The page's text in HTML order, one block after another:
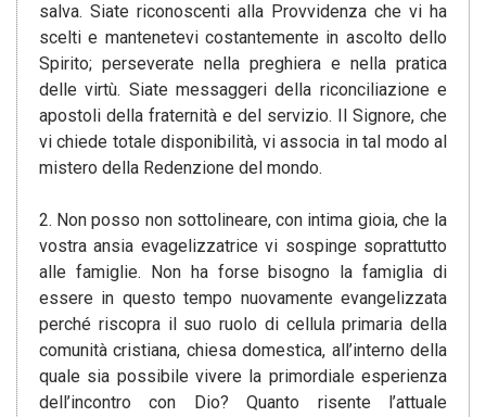
salva. Siate riconoscenti alla Provvidenza che vi ha
scelti e mantenetevi costantemente in ascolto dello
Spirito; perseverate nella preghiera e nella pratica
delle virtù. Siate messaggeri della riconciliazione e
apostoli della fraternità e del servizio. Il Signore, che
vi chiede totale disponibilità, vi associa in tal modo al
mistero della Redenzione del mondo.
2. Non posso non sottolineare, con intima gioia, che la
vostra ansia evagelizzatrice vi sospinge soprattutto
alle famiglie. Non ha forse bisogno la famiglia di
essere in questo tempo nuovamente evangelizzata
perché riscopra il suo ruolo di cellula primaria della
comunità cristiana, chiesa domestica, all’interno della
quale sia possibile vivere la primordiale esperienza
dell’incontro con Dio? Quanto risente l’attuale